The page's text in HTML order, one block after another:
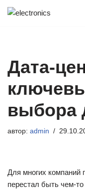
Дата-
выбора
автор: admin
Для многих компаний
перестал быть чем-